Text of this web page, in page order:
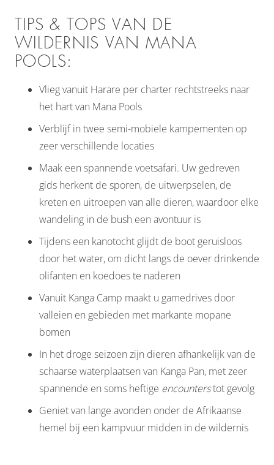
TIPS & TOPS VAN DE
WILDERNIS VAN MANA
POOLS:
Vlieg vanuit Harare per charter rechtstreeks naar
het hart van Mana Pools
Verblijf in twee semi-mobiele kampementen op
zeer verschillende locaties
Maak een spannende voetsafari. Uw gedreven
gids herkent de sporen, de uitwerpselen, de
kreten en uitroepen van alle dieren, waardoor elke
wandeling in de bush een avontuur is
Tijdens een kanotocht glijdt de boot geruisloos
door het water, om dicht langs de oever drinkende
olifanten en koedoes te naderen
Vanuit Kanga Camp maakt u gamedrives door
valleien en gebieden met markante mopane
bomen
In het droge seizoen zijn dieren afhankelijk van de
schaarse waterplaatsen van Kanga Pan, met zeer
spannende en soms heftige encounterstot gevolg
Geniet van lange avonden onder de Afrikaanse
hemel bij een kampvuur midden in de wildernis